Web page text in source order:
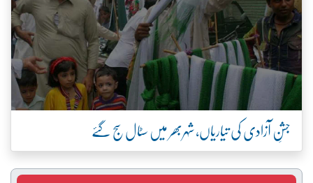
جشنِ آزادی کی تیاریاں، شہربھر میں سٹال سج گئے